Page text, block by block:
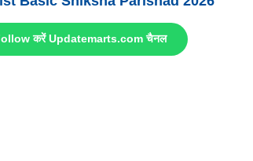
करें Updatemarts.com चैनल